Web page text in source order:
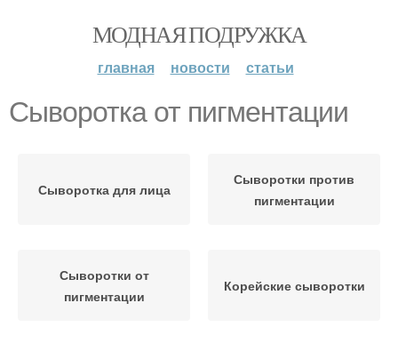
МОДНАЯ ПОДРУЖКА
главная новости статьи
Сыворотка от пигментации
Сыворотка для лица
Сыворотки против
пигментации
Сыворотки от
пигментации
Корейские сыворотки